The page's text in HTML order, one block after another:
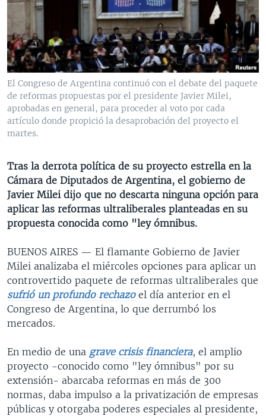
VENEZUELA
BRASIL
NICARAGUA
ECONOMÍA
ENTRETENIMIENTO Y CULTURA
TECNOLOGÍA
DEPORTES
CIENCIA Y SALUD
MULTIMEDIA
VIDEOS
FOTOGRAFÍA
AUDIOS
PROGRAMAS TV
EL MUNDO AL DÍA
FORO INTERAMERICANO
VISIÓN 360
LAS CLAVES
PANORAMA
RADIO
AVANCE INFORMATIVO
AUDIONOTICIAS
BUENOS DÍAS AMÉRICA
ESTADOS UNIDOS AL DÍA
EL MUNDO AL DÍA [RADIO]
FORO [RADIO]
DEPORTIVO INTERNACIONAL
NOTA ECONÓMICA
DIRECT
DOCUMENTALES DE LA VOA
Learning English
SÍGANOS
El Congreso de Argentina continuó con el debate del paquete
de reformas propuestas por el presidente Javier Milei,
aprobadas en general, para proceder al voto por cada
artículo donde propició la desaprobación del proyecto el
martes.
Tras la derrota política de su proyecto estrella en la
Cámara de Diputados de Argentina, el gobierno de
Javier Milei dijo que no descarta ninguna opción para
aplicar las reformas ultraliberales planteadas en su
propuesta conocida como "ley ómnibus.
BUENOS AIRES — El flamante Gobierno de Javier
Milei analizaba el miércoles opciones para aplicar un
controvertido paquete de reformas ultraliberales que
sufrió un profundo rechazoel día anterior en el
Congreso de Argentina, lo que derrumbó los
mercados.
En medio de una grave crisis financiera, el amplio
proyecto -conocido como "ley ómnibus" por su
extensión- abarcaba reformas en más de 300
normas, daba impulso a la privatización de empresas
públicas y otorgaba poderes especiales al presidente,